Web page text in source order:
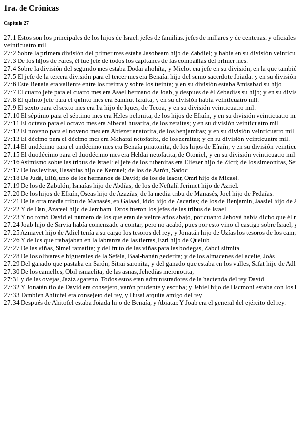
1ra. de Crónicas
Capítulo 27
27:1 Estos son los principales de los hijos de Israel, jefes de familias, jefes de millares y de centenas, y
veinticuatro mil.
27:2 Sobre la primera división del primer mes estaba Jasobeam hijo de Zabdiel; y había en su división
27:3 De los hijos de Fares, él fue jefe de todos los capitanes de las compañías del primer mes.
27:4 Sobre la división del segundo mes estaba Dodai ahohíta; y Miclot era jefe en su división, en la que
27:5 El jefe de la tercera división para el tercer mes era Benaía, hijo del sumo sacerdote Joiada; y en su
27:6 Este Benaía era valiente entre los treinta y sobre los treinta; y en su división estaba Amisabad su hijo.
27:7 El cuarto jefe para el cuarto mes era Asael hermano de Joab, y después de él Zebadías su hijo; y en su
27:8 El quinto jefe para el quinto mes era Samhut izraíta; y en su división había veinticuatro mil.
27:9 El sexto para el sexto mes era Ira hijo de Iques, de Tecoa; y en su división veinticuatro mil.
27:10 El séptimo para el séptimo mes era Heles pelonita, de los hijos de Efraín; y en su división veinticuatro
27:11 El octavo para el octavo mes era Sibecai husatita, de los zeraítas; y en su división veinticuatro mil.
27:12 El noveno para el noveno mes era Abiezer anatotita, de los benjamitas; y en su división veinticuatro mil.
27:13 El décimo para el décimo mes era Maharai netofatita, de los zeraítas; y en su división veinticuatro mil.
27:14 El undécimo para el undécimo mes era Benaía piratonita, de los hijos de Efraín; y en su división
27:15 El duodécimo para el duodécimo mes era Heldai netofatita, de Otoniel; y en su división veinticuatro mil.
27:16 Asimismo sobre las tribus de Israel: el jefe de los rubenitas era Eliezer hijo de Zicri; de los simeonitas,
27:17 De los levitas, Hasabías hijo de Kemuel; de los de Aarón, Sadoc.
27:18 De Judá, Eliú, uno de los hermanos de David; de los de Isacar, Omri hijo de Micael.
27:19 De los de Zabulón, Ismaías hijo de Abdías; de los de Neftalí, Jerimot hijo de Azriel.
27:20 De los hijos de Efraín, Oseas hijo de Azazías; de la media tribu de Manasés, Joel hijo de Pedaías.
27:21 De la otra media tribu de Manasés, en Galaad, Iddo hijo de Zacarías; de los de Benjamín, Jaasiel hijo de
27:22 Y de Dan, Azareel hijo de Jeroham. Estos fueron los jefes de las tribus de Israel.
27:23 Y no tomó David el número de los que eran de veinte años abajo, por cuanto Jehová había dicho que
27:24 Joab hijo de Sarvia había comenzado a contar; pero no acabó, pues por esto vino el castigo sobre
27:25 Azmavet hijo de Adiel tenía a su cargo los tesoros del rey; y Jonatán hijo de Uzías los tesoros de los
27:26 Y de los que trabajaban en la labranza de las tierras, Ezri hijo de Quelub.
27:27 De las viñas, Simei ramatita; y del fruto de las viñas para las bodegas, Zabdi sifmita.
27:28 De los olivares e higuerales de la Sefela, Baal-hanán gederita; y de los almacenes del aceite, Joás.
27:29 Del ganado que pastaba en Sarón, Sitrai saronita; y del ganado que estaba en los valles, Safat hijo de
27:30 De los camellos, Obil ismaelita; de las asnas, Jehedías meronotita;
27:31 y de las ovejas, Jaziz agareno. Todos estos eran administradores de la hacienda del rey David.
27:32 Y Jonatán tío de David era consejero, varón prudente y escriba; y Jehiel hijo de Hacmoni estaba con los
27:33 También Ahitofel era consejero del rey, y Husai arquita amigo del rey.
27:34 Después de Ahitofel estaba Joiada hijo de Benaía, y Abiatar. Y Joab era el general del ejército del rey.